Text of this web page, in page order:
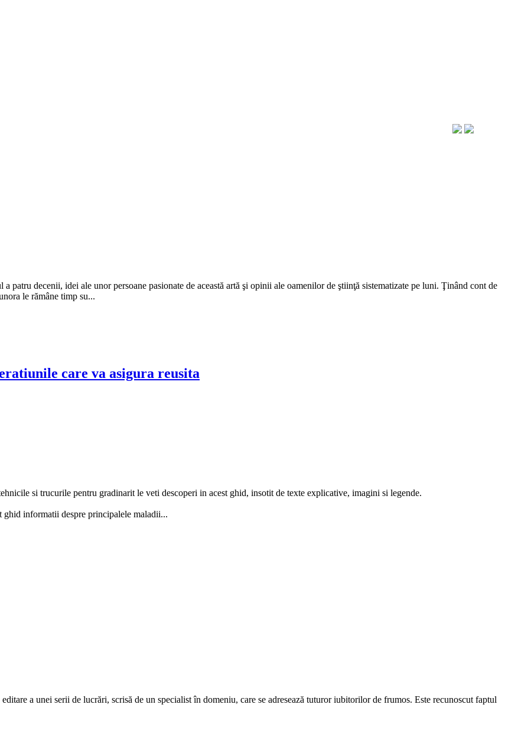
patru decenii, idei ale unor persoane pasionate de această artă şi opinii ale oamenilor de ştiinţă sistematizate pe luni. Ţinând cont de
le rămâne timp su...
care va asigura reusita
si trucurile pentru gradinarit le veti descoperi in acest ghid, insotit de texte explicative, imagini si legende.
ghid informatii despre principalele maladii...
a unei serii de lucrări, scrisă de un specialist în domeniu, care se adresează tuturor iubitorilor de frumos. Este recunoscut faptul